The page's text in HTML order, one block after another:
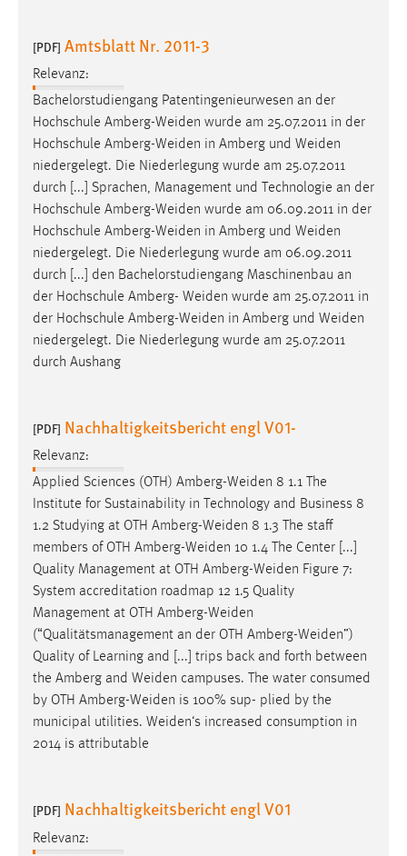
[PDF] Amtsblatt Nr. 2011-3
Relevanz:
Bachelorstudiengang Patentingenieurwesen an der
Hochschule Amberg-Weiden wurde am 25.07.2011 in der
Hochschule Amberg-Weiden in Amberg und Weiden
niedergelegt. Die Niederlegung wurde am 25.07.2011
durch [...] Sprachen, Management und Technologie an der
Hochschule Amberg-Weiden wurde am 06.09.2011 in der
Hochschule Amberg-Weiden in Amberg und Weiden
niedergelegt. Die Niederlegung wurde am 06.09.2011
durch [...] den Bachelorstudiengang Maschinenbau an
der Hochschule Amberg- Weiden wurde am 25.07.2011 in
der Hochschule Amberg-Weiden in Amberg und Weiden
niedergelegt. Die Niederlegung wurde am 25.07.2011
durch Aushang
[PDF] Nachhaltigkeitsbericht engl V01-
Relevanz:
Applied Sciences (OTH) Amberg-Weiden 8 1.1 The
Institute for Sustainability in Technology and Business 8
1.2 Studying at OTH Amberg-Weiden 8 1.3 The staff
members of OTH Amberg-Weiden 10 1.4 The Center [...]
Quality Management at OTH Amberg-Weiden Figure 7:
System accreditation roadmap 12 1.5 Quality
Management at OTH Amberg-Weiden
(“Qualitätsmanagement an der OTH Amberg-Weiden”)
Quality of Learning and [...] trips back and forth between
the Amberg and Weiden campuses. The water consumed
by OTH Amberg-Weiden is 100% sup- plied by the
municipal utilities. Weiden‘s increased consumption in
2014 is attributable
[PDF] Nachhaltigkeitsbericht engl V01
Relevanz: